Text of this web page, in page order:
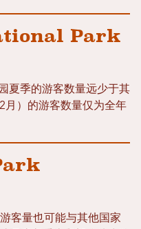
Park
夏季的游客数量远少于其
月）的游客数量仅为全年
客量也可能与其他国家